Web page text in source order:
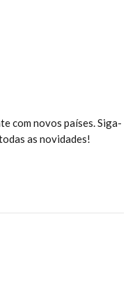
com novos países. Siga-
as novidades!